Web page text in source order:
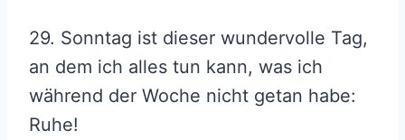
29. Sonntag ist dieser wundervolle Tag,
an dem ich alles tun kann, was ich
während der Woche nicht getan habe:
Ruhe!